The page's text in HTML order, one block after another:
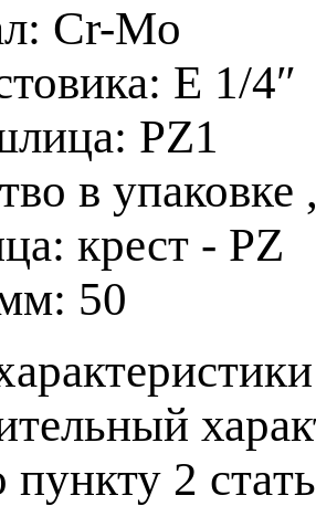
Cr-Mo
Е 1/4″
PZ1
в
крест - PZ
50
пункту 2